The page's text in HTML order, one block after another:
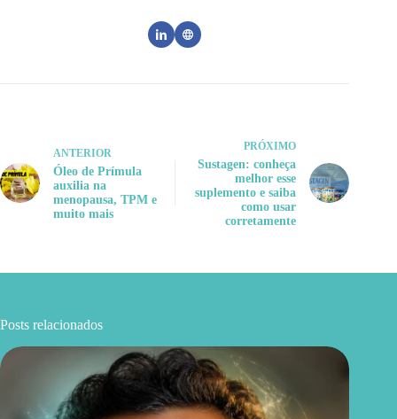
ANTERIOR
Óleo de Prímula
auxilia na
menopausa, TPM e
muito mais
PRÓXIMO
Sustagen: conheça
melhor esse
suplemento e saiba
como usar
corretamente
Posts relacionados